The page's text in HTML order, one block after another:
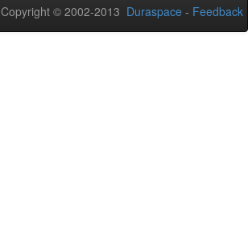
Copyright © 2002-2013 Duraspace - Feedback